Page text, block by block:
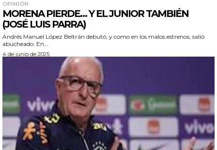
OPINIÓN
MORENA PIERDE… Y EL JUNIOR TAMBIÉN
(JOSÉ LUIS PARRA)
Andrés Manuel López Beltrán debutó, y como en los malos estrenos, salió
abucheado. En...
4 de junio de 2025